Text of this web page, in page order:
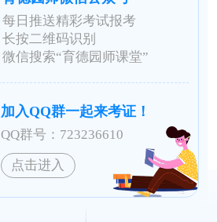
每日推送精彩考试报考
长按二维码识别
微信搜索“育德园师课堂”
加入QQ群一起来考证！
QQ群号：723236610
点击进入